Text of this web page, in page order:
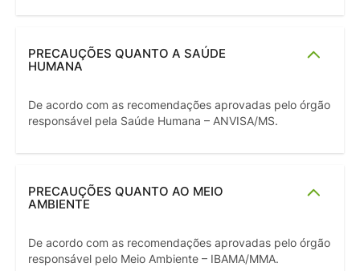
PRECAUÇÕES QUANTO A SAÚDE
HUMANA
De acordo com as recomendações aprovadas pelo órgão
responsável pela Saúde Humana – ANVISA/MS.
PRECAUÇÕES QUANTO AO MEIO
AMBIENTE
De acordo com as recomendações aprovadas pelo órgão
responsável pelo Meio Ambiente – IBAMA/MMA.